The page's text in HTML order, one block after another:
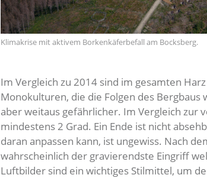
Klimakrise mit aktivem Borkenkäferbefall am Bocksberg.
Im Vergleich zu 2014 sind im gesamten
Monokulturen, die die Folgen des
aber weitaus gefährlicher. Im Vergleich
mindestens 2 Grad. Ein Ende ist nicht
daran anpassen kann, ist ungewiss. Nach
wahrscheinlich der gravierendste Eingriff
Luftbilder sind ein wichtiges Stilmittel, um